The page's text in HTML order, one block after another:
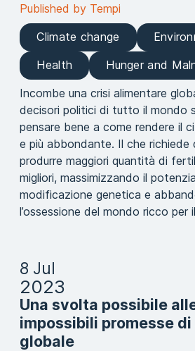
Published by Tempi
Climate change
Health
Hunger and
Incombe una crisi alimentare
decisori politici di tutto il mondo
pensare bene a come rendere il
e più abbondante. Il che richiede
produrre maggiori quantità di
migliori, massimizzando il
modificazione genetica e
l’ossessione del mondo ricco per
8 Jul
2023
Una svolta possibile
impossibili promesse
globale